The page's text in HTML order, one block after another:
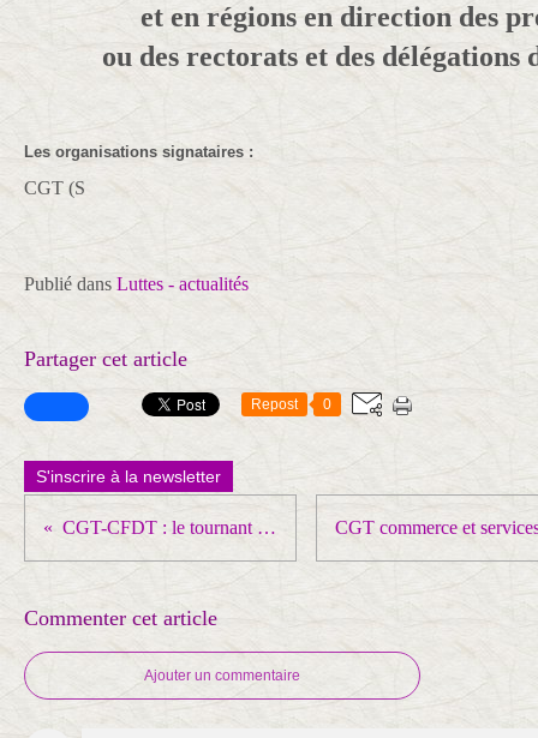
et en régions en direction des
ou des rectorats et des délégations
Les organisations signataires :
CGT (S
Publié dans Luttes - actualités
Partager cet article
Repost 0
S'inscrire à la newsletter
CGT-CFDT : le tournant dangereux
Commenter cet article
Ajouter un commentaire